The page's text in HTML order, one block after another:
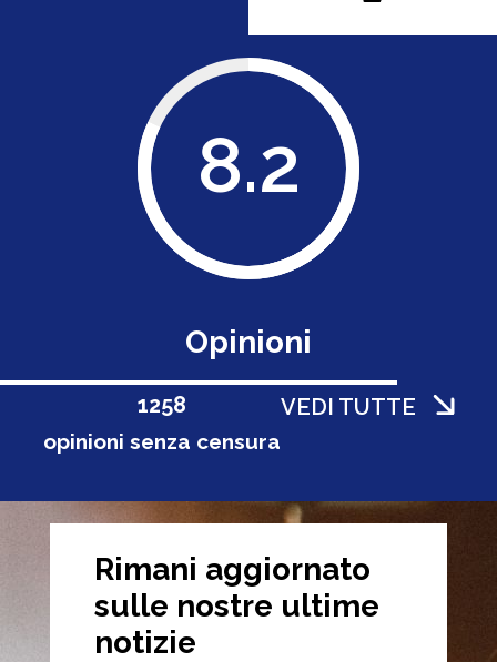
8.2
Opinioni
opinioni senza censura
1258 VEDI TUTTE
Rimani aggiornato
sulle nostre ultime
notizie